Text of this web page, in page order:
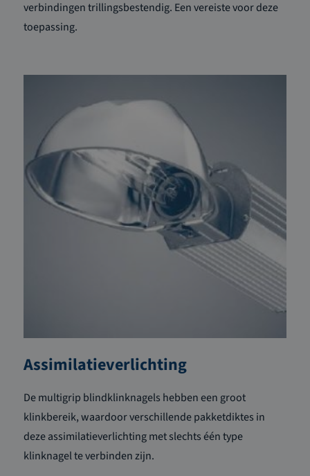
verbindingen trillingsbestendig. Een vereiste voor deze
toepassing.
Assimilatieverlichting
De multigrip blindklinknagels hebben een groot
klinkbereik, waardoor verschillende pakketdiktes in
deze assimilatieverlichting met slechts één type
klinknagel te verbinden zijn.